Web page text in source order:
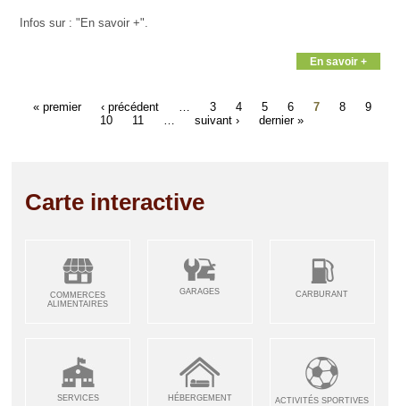
Infos sur : "En savoir +".
En savoir +
« premier ‹ précédent 3 4 5 6 7 8
9
10
11 suivant › dernier »
Carte interactive
COMMERCES
ALIMENTAIRES
GARAGES CARBURANT
SERVICES HÉBERGEMENT ACTIVITÉS SPORTIVES